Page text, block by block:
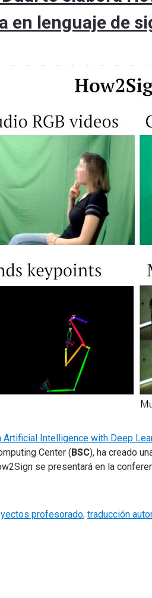
lenguaje de
Artificial Intelligence with Deep
Center (BSC), ha creado
se presentará en la
profesorado, traducción